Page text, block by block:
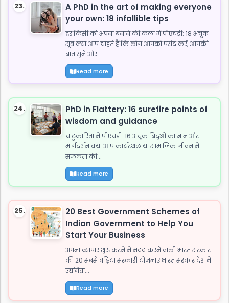
23.
A PhD in the art of making everyone
your own: 18 infallible tips
हर किसी को अपना बनाने की कला में पीएचडी: 18 अचूक
सूत्र क्या आप चाहते हैं कि लोग आपको पसंद करें, आपकी
बात सुनें और...
Read more
24.
PhD in Flattery: 16 surefire points of
wisdom and guidance
चाटुकारिता में पीएचडी: 16 अचूक बिंदुओं का ज्ञान और
मार्गदर्शन क्या आप कार्यस्थल या सामाजिक जीवन में
सफलता की...
Read more
25.
20 Best Government Schemes of
Indian Government to Help You
Start Your Business
अपना व्यापार शुरू करने में मदद करने वाली भारत सरकार
की 20 सबसे बढ़िया सरकारी योजनाएं भारत सरकार देश में
उद्यमिता...
Read more